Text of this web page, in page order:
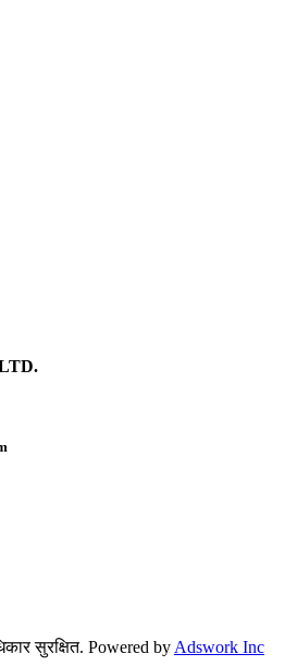
सुरक्षित. Powered by Adswork Inc